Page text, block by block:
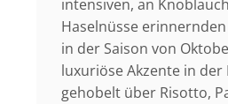
intensiven, an
Haselnüsse
in der Saison von
luxuriöse Akzente in der
gehobelt über Risotto,